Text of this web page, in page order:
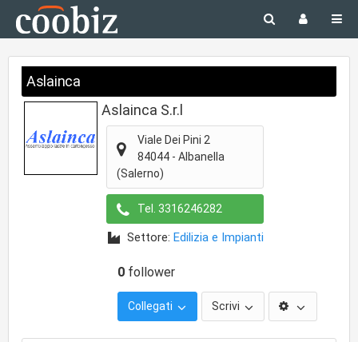
Aslainca
Aslainca S.r.l
Viale Dei Pini 2
84044 - Albanella
(Salerno)
Tel. 3316246282
Settore: Edilizia e Impianti
0 follower
Collegati Scrivi